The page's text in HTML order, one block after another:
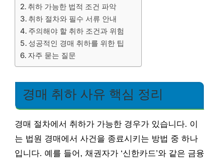
취하 가능한 법적 조건 파악
취하 절차와 필수 서류 안내
주의해야 할 취하 조건과 위험
성공적인 경매 취하를 위한 팁
자주 묻는 질문
경매 취하 사유 핵심 정리
경매 절차에서 취하가 가능한 경우가 있습니다. 이
는 법원 경매에서 사건을 종료시키는 방법 중 하나
입니다. 예를 들어, 채권자가 ‘신한카드’와 같은 금융